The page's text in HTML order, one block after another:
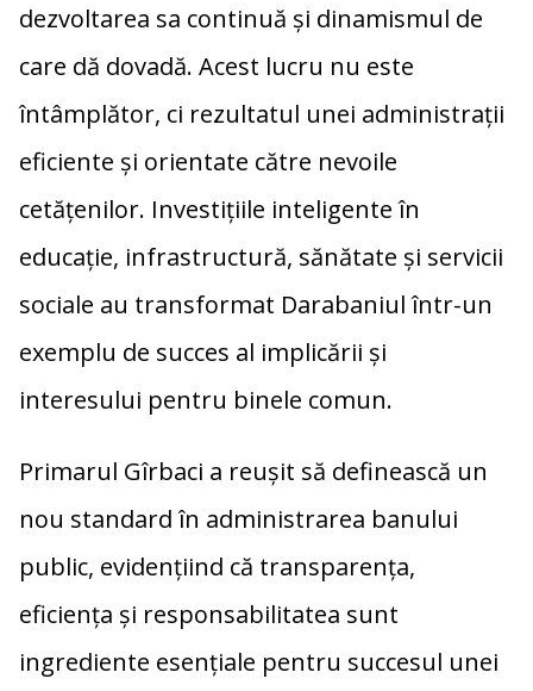
dezvoltarea sa continuă și dinamismul de
care dă dovadă. Acest lucru nu este
întâmplător, ci rezultatul unei administrații
eficiente și orientate către nevoile
cetățenilor. Investițiile inteligente în
educație, infrastructură, sănătate și servicii
sociale au transformat Darabaniul într-un
exemplu de succes al implicării și
interesului pentru binele comun.
Primarul Gîrbaci a reușit să definească un
nou standard în administrarea banului
public, evidențiind că transparența,
eficiența și responsabilitatea sunt
ingrediente esențiale pentru succesul unei